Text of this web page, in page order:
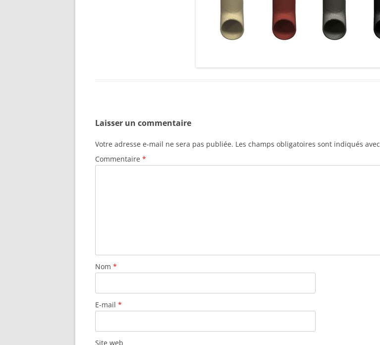
Laisser un commentaire
Votre adresse e-mail ne sera pas publiée. Les champs obligatoires sont indiqués avec
Commentaire *
Nom *
E-mail *
Site web